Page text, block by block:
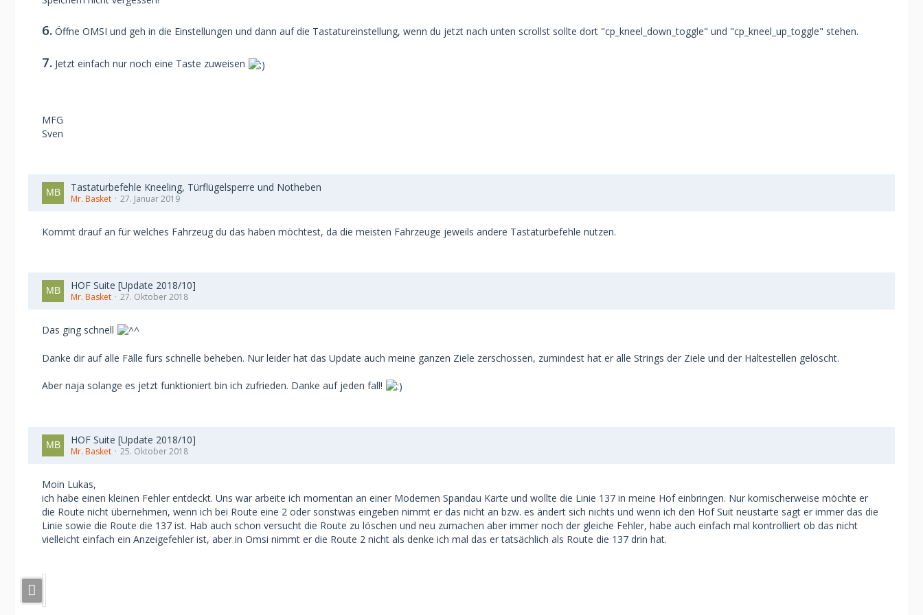
6. Öffne OMSI und geh in die Einstellungen und dann auf die Tastatureinstellung, wenn du jetzt nach unten scrollst sollte dort "cp_kneel_down_toggle" und "cp_kneel_up_toggle" stehen.
7. Jetzt einfach nur noch eine Taste zuweisen
MFG
Sven
Tastaturbefehle Kneeling, Türflügelsperre und Notheben
Mr. Basket 27. Januar 2019
Kommt drauf an für welches Fahrzeug du das haben möchtest, da die meisten Fahrzeuge jeweils andere Tastaturbefehle nutzen.
HOF Suite [Update 2018/10]
Mr. Basket 27. Oktober 2018
Das ging schnell
Danke dir auf alle Fälle fürs schnelle beheben. Nur leider hat das Update auch meine ganzen Ziele zerschossen, zumindest hat er alle Strings der Ziele und der Haltestellen gelöscht.
Aber naja solange es jetzt funktioniert bin ich zufrieden. Danke auf jeden fall!
HOF Suite [Update 2018/10]
Mr. Basket 25. Oktober 2018
Moin Lukas,
ich habe einen kleinen Fehler entdeckt. Uns war arbeite ich momentan an einer Modernen Spandau Karte und wollte die Linie 137 in meine Hof einbringen. Nur komischerweise möchte er
die Route nicht übernehmen, wenn ich bei Route eine 2 oder sonstwas eingeben nimmt er das nicht an bzw. es ändert sich nichts und wenn ich den Hof Suit neustarte sagt er immer das die
Linie sowie die Route die 137 ist. Hab auch schon versucht die Route zu löschen und neu zumachen aber immer noch der gleiche Fehler, habe auch einfach mal kontrolliert ob das nicht
vielleicht einfach ein Anzeigefehler ist, aber in Omsi nimmt er die Route 2 nicht als denke ich mal das er tatsächlich als Route die 137 drin hat.